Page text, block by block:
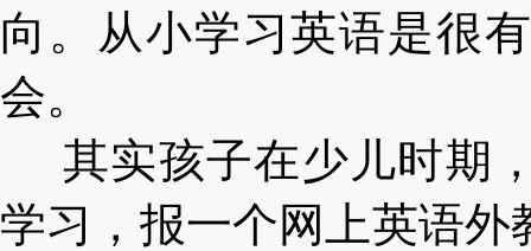
向。从小学习英语是很
会。
其实孩子在少儿时期
学习，报一个网上英语